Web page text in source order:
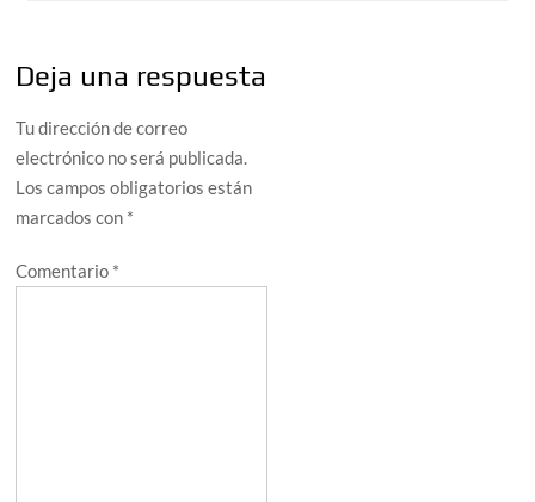
Deja una respuesta
Tu dirección de correo
electrónico no será publicada.
Los campos obligatorios están
marcados con *
Comentario *